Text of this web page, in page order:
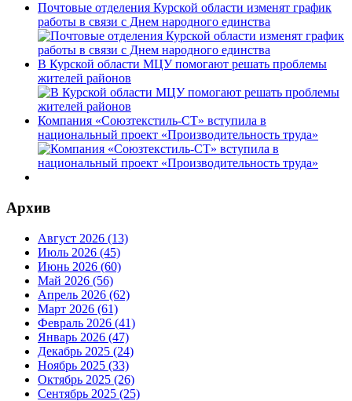
Почтовые отделения Курской области изменят график
работы в связи с Днем народного единства
В Курской области МЦУ помогают решать проблемы
жителей районов
Компания «Союзтекстиль-СТ» вступила в
национальный проект «Производительность труда»
Архив
Август 2026 (13)
Июль 2026 (45)
Июнь 2026 (60)
Май 2026 (56)
Апрель 2026 (62)
Март 2026 (61)
Февраль 2026 (41)
Январь 2026 (47)
Декабрь 2025 (24)
Ноябрь 2025 (33)
Октябрь 2025 (26)
Сентябрь 2025 (25)